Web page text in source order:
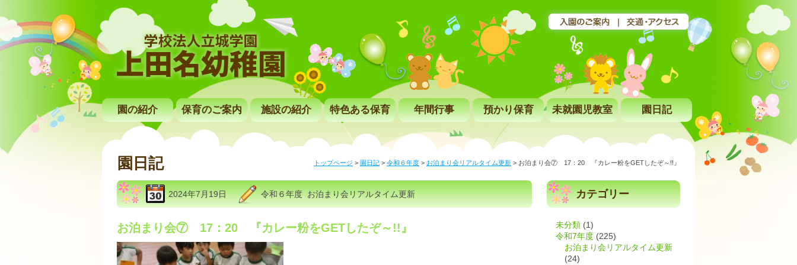
園の紹介 保育のご案内 施設の紹介 特色ある保育 年間行事 預かり保育 未就園児教室 園日記
園日記 トップページ > 園日記 > 令和６年度 > お泊まり会リアルタイム更新 > お泊まり会⑦ 17：20 『カレー粉をGETしたぞ～!!』
2024年7月19日 令和６年度,お泊まり会リアルタイム更新
お泊まり会⑦ 17：20 『カレー粉をGETしたぞ～!!』
カテゴリー
未分類 (1)
令和7年度 (225)
お泊まり会リアルタイム更新
(24)